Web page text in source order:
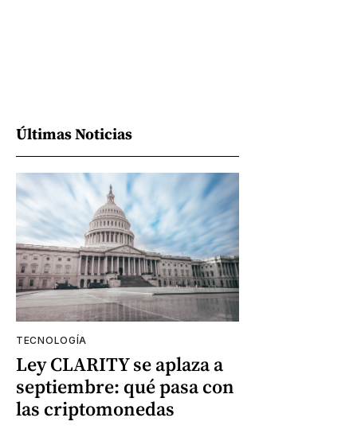
Últimas Noticias
TECNOLOGÍA
Ley CLARITY se aplaza a
septiembre: qué pasa con
las criptomonedas